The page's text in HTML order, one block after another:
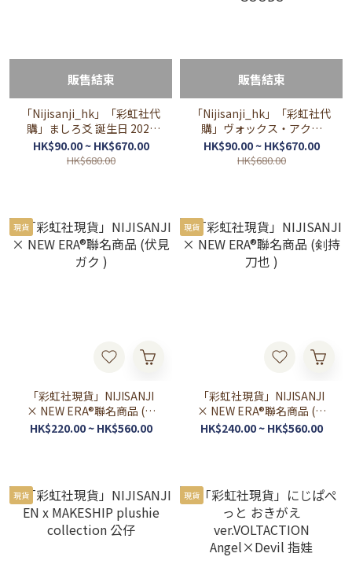
販售結束
「Nijisanji_hk」「彩虹社代
購」ましろ爻 誕生日 2026
GOODS
HK$90.00 ~ HK$670.00
HK$680.00
販售結束
「Nijisanji_hk」「彩虹社代
購」ヴォックス・アクマ
Vox Akuma 誕生日 2026
GOODS
HK$90.00 ~ HK$670.00
HK$680.00
現貨
「彩虹社現貨」NIJISANJI
× NEW ERA®聯名商品 (伏
見ガク )
HK$220.00 ~ HK$560.00
現貨
「彩虹社現貨」NIJISANJI
× NEW ERA®聯名商品 (剣
持刀也 )
HK$240.00 ~ HK$560.00
現貨 現貨